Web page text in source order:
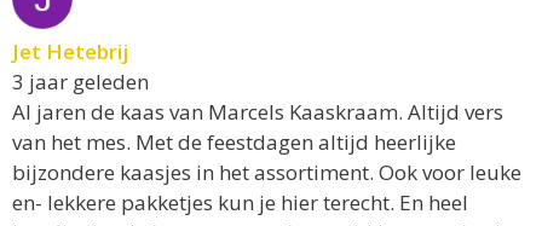
Jet Hetebrij
3 jaar geleden
Al jaren de kaas van Marcels Kaaskraam. Altijd vers
van het mes. Met de feestdagen altijd heerlijke
bijzondere kaasjes in het assortiment. Ook voor leuke
en- lekkere pakketjes kun je hier terecht. En heel